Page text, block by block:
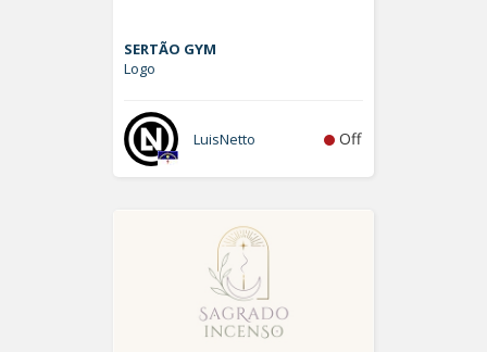
SERTÃO GYM
Logo
LuisNetto Off